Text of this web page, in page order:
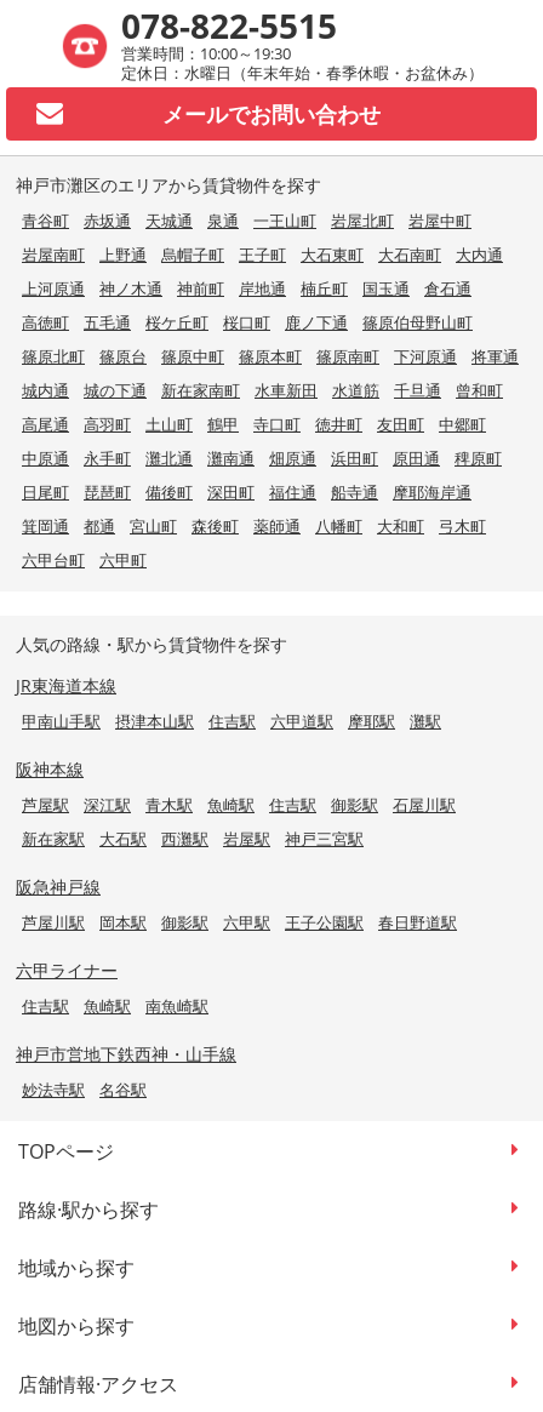
078-822-5515
営業時間：10:00～19:30
定休日：水曜日（年末年始・春季休暇・お盆休み）
メールでお問い合わせ
神戸市灘区のエリアから賃貸物件を探す
青谷町 赤坂通 天城通 泉通 一王山町 岩屋北町
岩屋中町
岩屋南町
上野通 烏帽子町 王子町 大石東町 大石南町
大内通
上河原通
神ノ木通 神前町 岸地通 楠丘町 国玉通
倉石通
高徳町
五毛通 桜ケ丘町 桜口町 鹿ノ下通
篠原伯母野山町
篠原北町
篠原台 篠原中町 篠原本町 篠原南町 下河原通
将軍通
城内通
城の下通 新在家南町 水車新田 水道筋 千旦通
曾和町
高尾通
高羽町 土山町 鶴甲 寺口町 徳井町 友田町
中郷町
中原通
永手町 灘北通 灘南通 畑原通 浜田町 原田通
稗原町
日尾町
琵琶町 備後町 深田町 福住通 船寺通
摩耶海岸通
箕岡通
都通 宮山町 森後町 薬師通 八幡町 大和町
弓木町
六甲台町
六甲町
人気の路線・駅から賃貸物件を探す
JR東海道本線
甲南山手駅 摂津本山駅 住吉駅 六甲道駅 摩耶駅 灘駅
阪神本線
芦屋駅 深江駅 青木駅 魚崎駅 住吉駅 御影駅
石屋川駅
新在家駅
大石駅 西灘駅 岩屋駅 神戸三宮駅
阪急神戸線
芦屋川駅 岡本駅 御影駅 六甲駅 王子公園駅 春日野道駅
六甲ライナー
住吉駅 魚崎駅 南魚崎駅
神戸市営地下鉄西神・山手線
妙法寺駅 名谷駅
TOPページ
路線·駅から探す
地域から探す
地図から探す
店舗情報·アクセス